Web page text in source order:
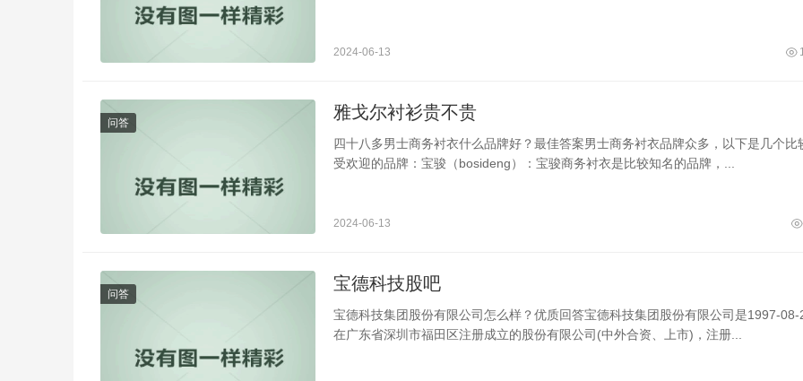
2024-06-13
问答
雅戈尔衬衫贵不贵
四十八多男士商务衬衣什么品牌好？最佳答案男士商务衬衣品牌众多，以下是几个比
受欢迎的品牌：宝骏（bosideng）：宝骏商务衬衣是比较知名的品牌，...
2024-06-13
问答
宝德科技股吧
宝德科技集团股份有限公司怎么样？优质回答宝德科技集团股份有限公司是1997-08-
在广东省深圳市福田区注册成立的股份有限公司(中外合资、上市)，注册...